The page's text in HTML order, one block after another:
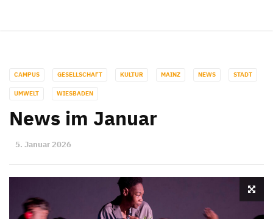
CAMPUS GESELLSCHAFT KULTUR MAINZ NEWS STADT
UMWELT WIESBADEN
News im Januar
5. Januar 2026